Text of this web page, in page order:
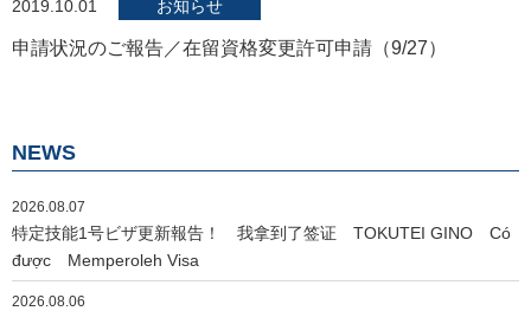
2019.10.01 お知らせ
申請状況のご報告／在留資格変更許可申請（9/27）
NEWS
2026.08.07
特定技能1号ビザ更新報告！ 我拿到了签证 TOKUTEI GINO Có
được Memperoleh Visa
2026.08.06